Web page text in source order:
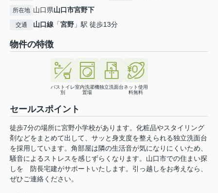
所在地 山口県山口市宮野下
交通 山口線 「宮野 」駅 徒歩13分
物件の特徴
バストイレ
別
室内洗濯機
置場
独立洗面台ネット使用
料無料
セールスポイント
徒歩7分の場所に宮野小学校があります。化粧品やスタイリング
剤などをまとめて出して、サッと身支度を整えられる独立洗面台
を採用しています。角部屋は隣の生活音が気になりにくいため、
騒音によるストレスを感じずらくなります。山口市での住まい探
しを 防長宅建がサポートいたします。引っ越しをお考えなら、
ぜひご連絡ください。